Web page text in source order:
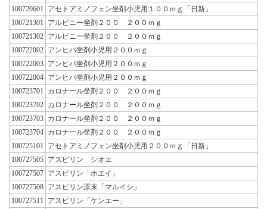
100720601
アセトアミノフェン坐剤小児用１００ｍｇ「日新」
100721301
アルピニー坐剤２００ ２００ｍｇ
100721302 アルピニー坐剤２００ ２００ｍｇ
100722002 アンヒバ坐剤小児用２００ｍｇ
100722003 アンヒバ坐剤小児用２００ｍｇ
100722004 アンヒバ坐剤小児用２００ｍｇ
100723701
カロナール坐剤２００ ２００ｍｇ
100723702 カロナール坐剤２００ ２００ｍｇ
100723703 カロナール坐剤２００ ２００ｍｇ
100723704 カロナール坐剤２００ ２００ｍｇ
100725101
アセトアミノフェン坐剤小児用２００ｍｇ「日新」
100727505 アスピリン シオエ
100727507 アスピリン「ホエイ」
100727508 アスピリン原末「マルイシ」
100727511
アスピリン「ケンエー」